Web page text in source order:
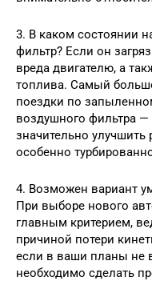
3. В каком состоянии
фильтр? Если он
вреда двигателю, а
топлива. Самый
поездки по
воздушного фильтра —
значительно улучшить
особенно
4. Возможен вариант
При выборе нового
главным критерием,
причиной потери
если в ваши планы не
необходимо сделать